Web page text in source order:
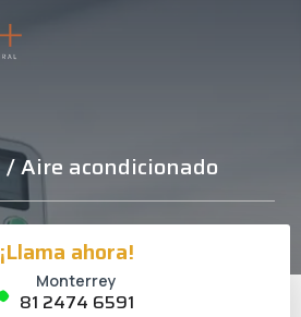
/ Aire acondicionado
¡Llama ahora!
Monterrey
81 2474 6591